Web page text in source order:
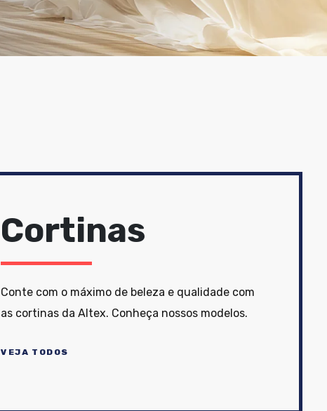
Cortinas
Conte com o máximo de beleza e qualidade com
as cortinas da Altex. Conheça nossos modelos.
VEJA TODOS